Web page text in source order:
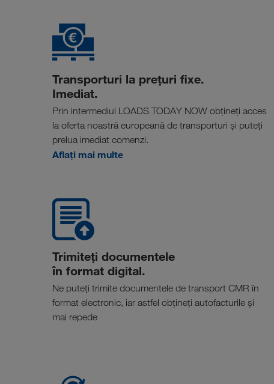
Transporturi la prețuri fixe.
Imediat.
Prin intermediul LOADS TODAY NOW obțineți acces
la oferta noastră europeană de transporturi și puteți
prelua imediat comenzi.
Aflați mai multe
Trimiteți documentele
în format digital.
Ne puteți trimite documentele de transport CMR în
format electronic, iar astfel obțineți autofacturile și
mai repede